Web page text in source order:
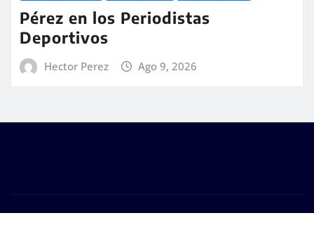
Pérez en los Periodistas
Deportivos
Hector Perez Ago 9, 2026